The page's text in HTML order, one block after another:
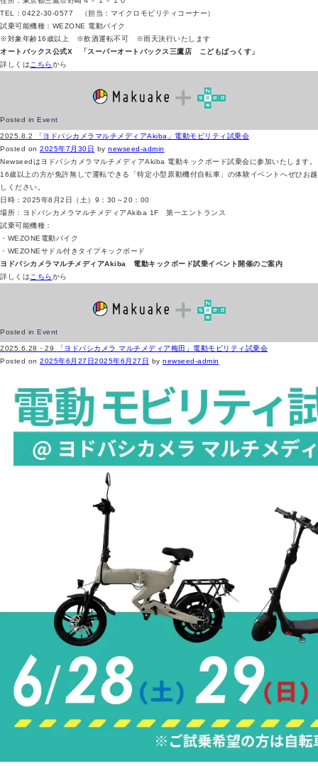
TEL：0422-30-0577 （担当：マイクロモビリティコーナー）
試乗可能機種：WEZONE 電動バイク
※対象年齢16歳以上 ※飲酒運転不可 ※雨天決行いたします
オートバックス公式X 「スーパーオートバックス三鷹店 こどもばっくす」
詳しくは こちらから
Posted in Event
2025.8.2
「ヨドバシカメラマルチメディアAkiba」電動モビリティ試乗会
Posted on 2025年7月30日 by newseed-admin
NewseedはヨドバシカメラマルチメディアAkiba 電動キックボード試乗会に参加いたします。
16歳以上の方が免許無しで運転できる「特定小型原動機付自転車」の体験イベントへぜひお越
しください。
日時：2025年8月2日（土）9：30～20：00
場所：ヨドバシカメラマルチメディアAkiba 1F 第一エントランス
試乗可能機種：
・WEZONE電動バイク
・WEZONEサドル付きタイプキックボード
ヨドバシカメラマルチメディアAkiba 電動キックボード試乗イベント開催のご案内
詳しくは こちらから
Posted in Event
2025.6.28・29
「ヨドバシカメラ マルチメディア梅田」電動モビリティ試乗会
Posted on 2025年6月27日2025年6月27日 by newseed-admin